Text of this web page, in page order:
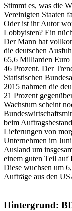
Stimmt es, was die
Vereinigten Staaten
Oder ist ihr Autor
Lobbyisten? Ein
Der Mann hat
die deutschen
65,6 Milliarden Euro
46 Prozent. Der
Statistischen
2015 nahmen die
21 Prozent
Wachstum scheint
beim
Lieferungen von
Unternehmen im
Ausland um
einem guten Teil auf
Diese wuchsen um
Aufträge aus den
Hintergrund: